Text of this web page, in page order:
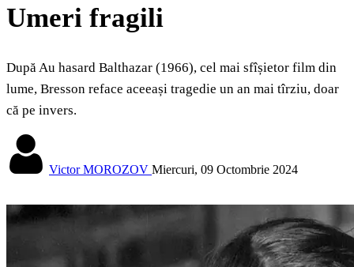
Umeri fragili
După Au hasard Balthazar (1966), cel mai sfîșietor film din
lume, Bresson reface aceeași tragedie un an mai tîrziu, doar
că pe invers.
Victor MOROZOV Miercuri, 09 Octombrie 2024